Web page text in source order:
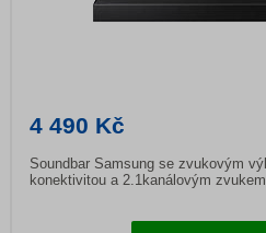
4 490 Kč
Soundbar Samsung se zvukovým
konektivitou a 2.1kanálovým